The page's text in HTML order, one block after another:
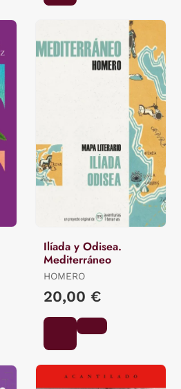
Ilíada y Odisea.
Mediterráneo
HOMERO
20,00 €